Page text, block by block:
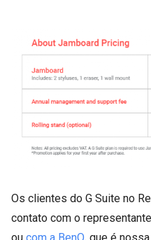
Os clientes do G Suite no
contato com o
ou com a BenQ, que é